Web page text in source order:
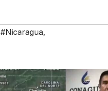
#Nicaragua,